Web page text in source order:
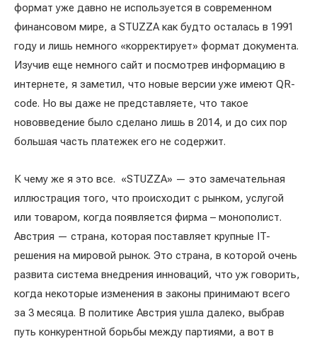
формат уже давно не используется в современном
финансовом мире, а STUZZA как будто осталась в 1991
году и лишь немного «корректирует» формат документа.
Изучив еще немного сайт и посмотрев информацию в
интернете, я заметил, что новые версии уже имеют QR-
code. Но вы даже не представляете, что такое
нововведение было сделано лишь в 2014, и до сих пор
большая часть платежек его не содержит.
К чему же я это все. «STUZZA» — это замечательная
иллюстрация того, что происходит с рынком, услугой
или товаром, когда появляется фирма – монополист.
Австрия — страна, которая поставляет крупные IT-
решения на мировой рынок. Это страна, в которой очень
развита система внедрения инноваций, что уж говорить,
когда некоторые изменения в законы принимают всего
за 3 месяца. В политике Австрия ушла далеко, выбрав
путь конкурентной борьбы между партиями, а вот в